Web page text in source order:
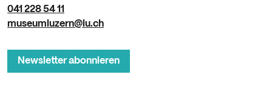
041 228 54 11
museumluzern@lu.ch
Newsletter abonnieren